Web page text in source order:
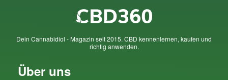
Dein Cannabidiol - Magazin seit 2015. CBD kennenlernen, kaufen und
richtig anwenden.
Über uns